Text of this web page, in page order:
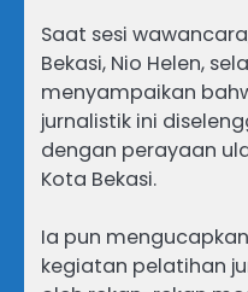
Saat sesi
Bekasi, Nio Helen,
menyampaikan
jurnalistik ini
dengan perayaan
Kota Bekasi.
Ia pun
kegiatan pelatihan